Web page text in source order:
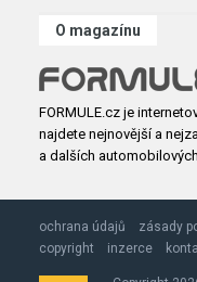
O magazínu
FORMULE.cz je
najdete nejnovější a
a dalších
ochrana údajů zásady
copyright
inzerce